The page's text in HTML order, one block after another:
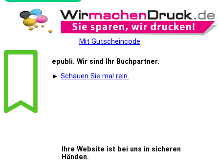
Mit Gutscheincode
epubli. Wir sind Ihr Buchpartner.
►Schauen Sie mal rein.
Ihre Website ist bei uns in sicheren
Händen.